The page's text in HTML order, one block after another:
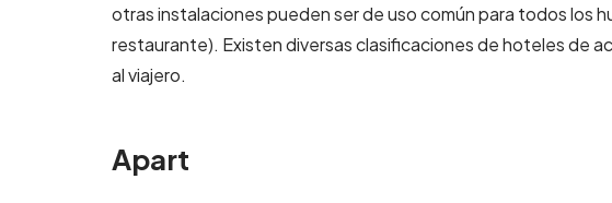
otras instalaciones pueden ser de uso común para todos los
restaurante). Existen diversas clasificaciones de hoteles de
al viajero.
Apart